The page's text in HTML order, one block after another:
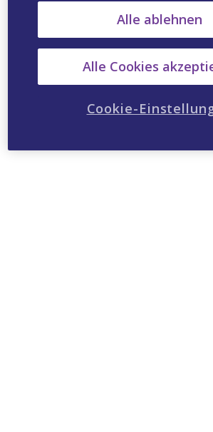
Alle ablehnen
Alle Cookies
Cookie-